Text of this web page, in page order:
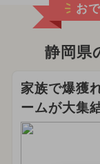
お
静岡県
家族で爆獲
ームが大集